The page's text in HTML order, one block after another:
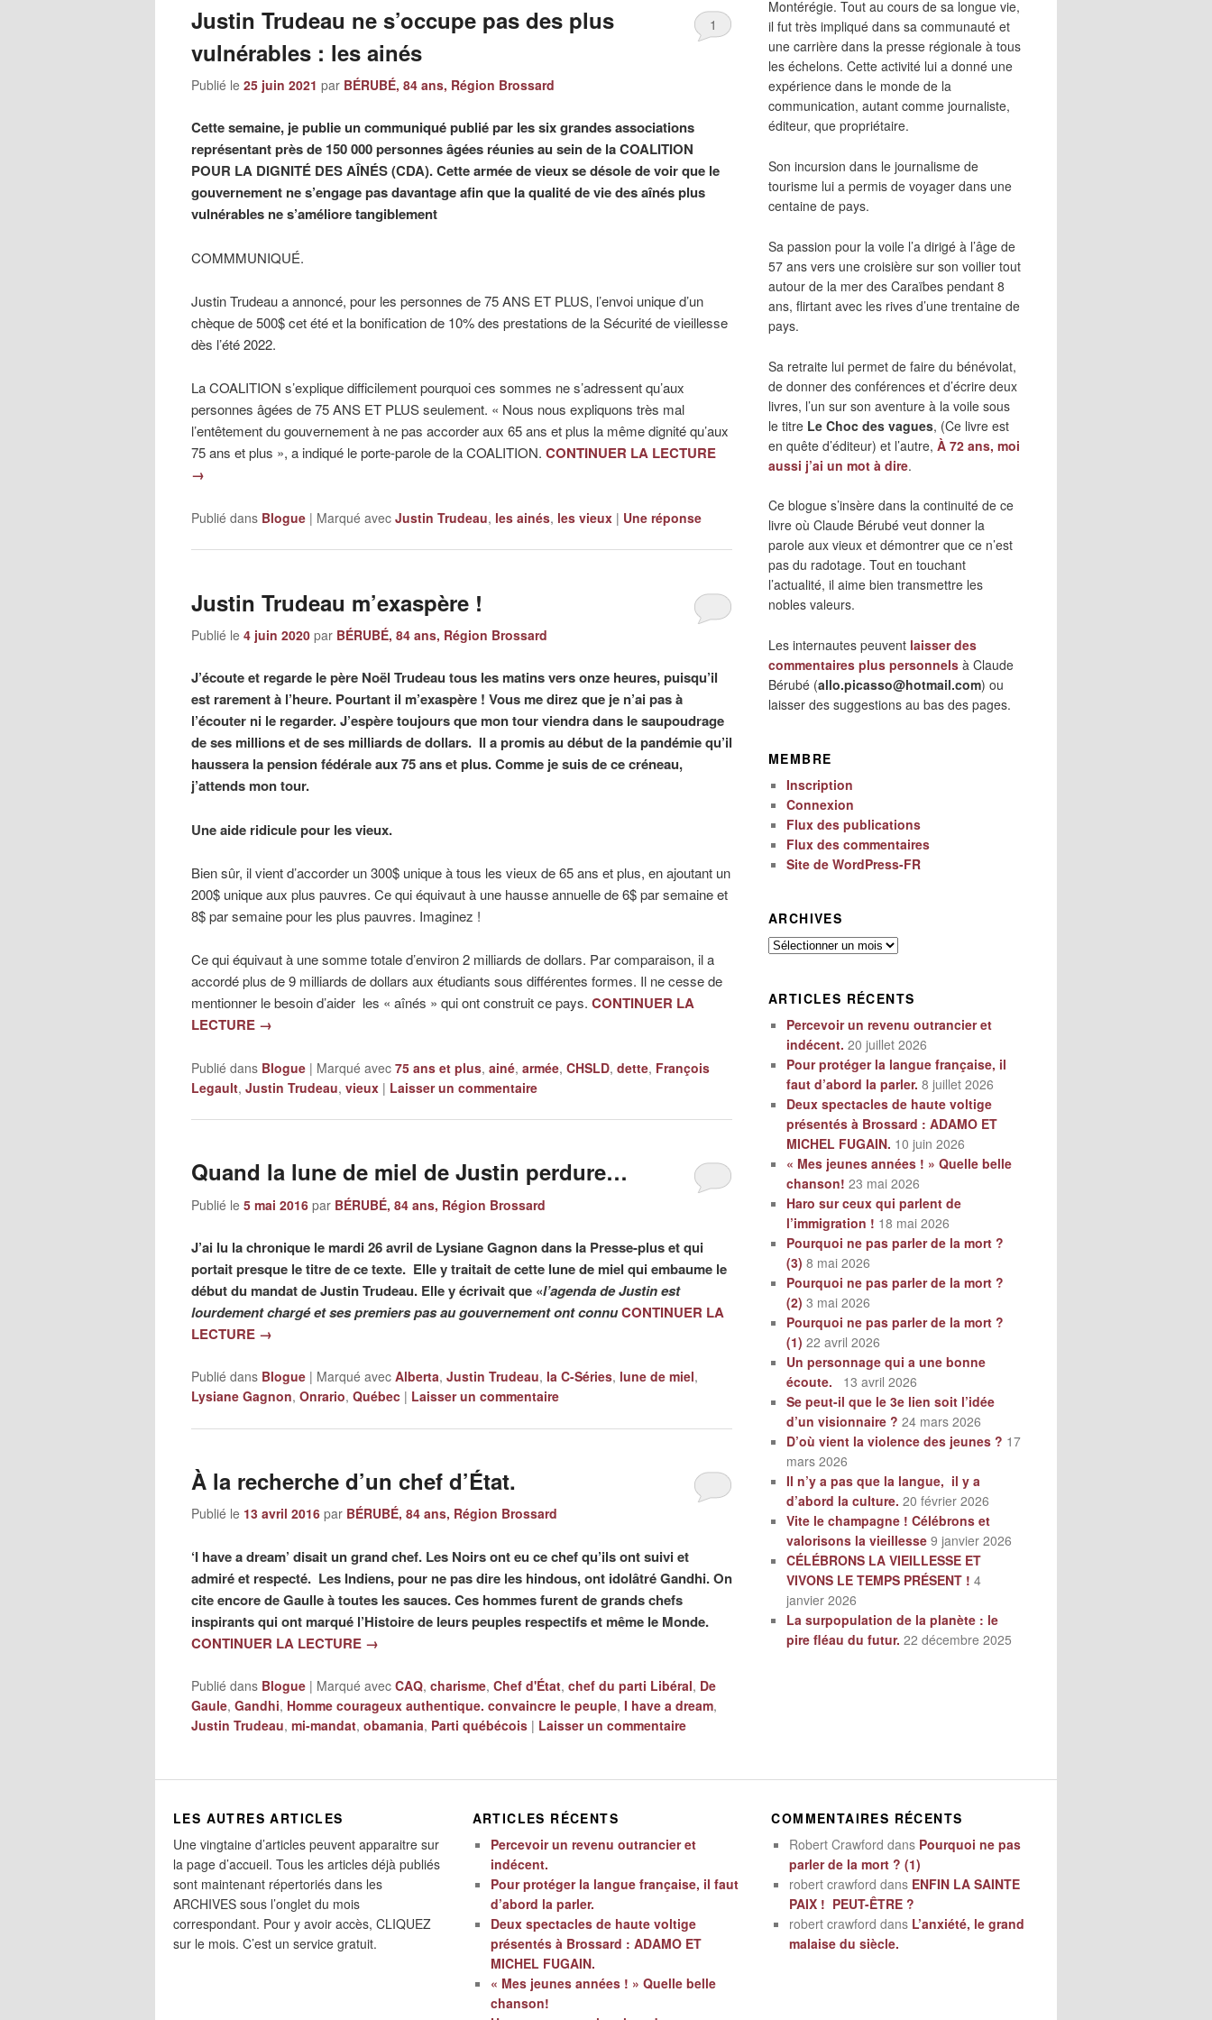
Justin Trudeau ne s’occupe pas des plus
vulnérables : les ainés
Publié le 25 juin 2021 par BÉRUBÉ, 84 ans, Région Brossard
1
Cette semaine, je publie un communiqué publié par les six grandes associations
représentant près de 150 000 personnes âgées réunies au sein de la COALITION
POUR LA DIGNITÉ DES AÎNÉS (CDA). Cette armée de vieux se désole de voir que le
gouvernement ne s’engage pas davantage afin que la qualité de vie des aînés plus
vulnérables ne s’améliore tangiblement
COMMMUNIQUÉ.
Justin Trudeau a annoncé, pour les personnes de 75 ANS ET PLUS, l’envoi unique d’un
chèque de 500$ cet été et la bonification de 10% des prestations de la Sécurité de vieillesse
dès l’été 2022.
La COALITION s’explique difficilement pourquoi ces sommes ne s’adressent qu’aux
personnes âgées de 75 ANS ET PLUS seulement. « Nous nous expliquons très mal
l’entêtement du gouvernement à ne pas accorder aux 65 ans et plus la même dignité qu’aux
75 ans et plus », a indiqué le porte-parole de la COALITION. CONTINUER LA LECTURE
→
Publié dans Blogue | Marqué avec Justin Trudeau, les ainés, les vieux | Une réponse
Justin Trudeau m’exaspère !
Publié le 4 juin 2020 par BÉRUBÉ, 84 ans, Région Brossard
J’écoute et regarde le père Noël Trudeau tous les matins vers onze heures, puisqu’il
est rarement à l’heure. Pourtant il m’exaspère ! Vous me direz que je n’ai pas à
l’écouter ni le regarder. J’espère toujours que mon tour viendra dans le saupoudrage
de ses millions et de ses milliards de dollars. Il a promis au début de la pandémie qu’il
haussera la pension fédérale aux 75 ans et plus. Comme je suis de ce créneau,
j’attends mon tour.
Une aide ridicule pour les vieux.
Bien sûr, il vient d’accorder un 300$ unique à tous les vieux de 65 ans et plus, en ajoutant un
200$ unique aux plus pauvres. Ce qui équivaut à une hausse annuelle de 6$ par semaine et
8$ par semaine pour les plus pauvres. Imaginez !
Ce qui équivaut à une somme totale d’environ 2 milliards de dollars. Par comparaison, il a
accordé plus de 9 milliards de dollars aux étudiants sous différentes formes. Il ne cesse de
mentionner le besoin d’aider les « aînés » qui ont construit ce pays. CONTINUER LA
LECTURE →
Publié dans Blogue | Marqué avec 75 ans et plus, ainé, armée, CHSLD, dette, François
Legault, Justin Trudeau, vieux | Laisser un commentaire
Quand la lune de miel de Justin perdure…
Publié le 5 mai 2016 par BÉRUBÉ, 84 ans, Région Brossard
J’ai lu la chronique le mardi 26 avril de Lysiane Gagnon dans la Presse-plus et qui
portait presque le titre de ce texte. Elle y traitait de cette lune de miel qui embaume le
début du mandat de Justin Trudeau. Elle y écrivait que «l’agenda de Justin est
lourdement chargé et ses premiers pas au gouvernement ont connuCONTINUER LA
LECTURE →
Publié dans Blogue | Marqué avec Alberta, Justin Trudeau, la C-Séries, lune de miel,
Lysiane Gagnon, Onrario, Québec | Laisser un commentaire
À la recherche d’un chef d’État.
Publié le 13 avril 2016 par BÉRUBÉ, 84 ans, Région Brossard
‘I have a dream’ disait un grand chef. Les Noirs ont eu ce chef qu’ils ont suivi et
admiré et respecté. Les Indiens, pour ne pas dire les hindous, ont idolâtré Gandhi. On
cite encore de Gaulle à toutes les sauces. Ces hommes furent de grands chefs
inspirants qui ont marqué l’Histoire de leurs peuples respectifs et même le Monde.
CONTINUER LA LECTURE →
Publié dans Blogue | Marqué avec CAQ, charisme, Chef d'État, chef du parti Libéral, De
Gaule, Gandhi, Homme courageux authentique. convaincre le peuple, I have a dream,
Justin Trudeau, mi-mandat, obamania, Parti québécois | Laisser un commentaire
Montérégie. Tout au cours de sa longue vie,
il fut très impliqué dans sa communauté et
une carrière dans la presse régionale à tous
les échelons. Cette activité lui a donné une
expérience dans le monde de la
communication, autant comme journaliste,
éditeur, que propriétaire.
Son incursion dans le journalisme de
tourisme lui a permis de voyager dans une
centaine de pays.
Sa passion pour la voile l’a dirigé à l’âge de
57 ans vers une croisière sur son voilier tout
autour de la mer des Caraïbes pendant 8
ans, flirtant avec les rives d’une trentaine de
pays.
Sa retraite lui permet de faire du bénévolat,
de donner des conférences et d’écrire deux
livres, l’un sur son aventure à la voile sous
le titre Le Choc des vagues, (Ce livre est
en quête d’éditeur) et l’autre, À 72 ans, moi
aussi j’ai un mot à dire.
Ce blogue s’insère dans la continuité de ce
livre où Claude Bérubé veut donner la
parole aux vieux et démontrer que ce n’est
pas du radotage. Tout en touchant
l’actualité, il aime bien transmettre les
nobles valeurs.
Les internautes peuvent laisser des
commentaires plus personnels à Claude
Bérubé (allo.picasso@hotmail.com) ou
laisser des suggestions au bas des pages.
MEMBRE
Inscription
Connexion
Flux des publications
Flux des commentaires
Site de WordPress-FR
ARCHIVES
Archives
ARTICLES RÉCENTS
Percevoir un revenu outrancier et
indécent. 20 juillet 2026
Pour protéger la langue française, il
faut d’abord la parler. 8 juillet 2026
Deux spectacles de haute voltige
présentés à Brossard : ADAMO ET
MICHEL FUGAIN. 10 juin 2026
« Mes jeunes années ! » Quelle belle
chanson! 23 mai 2026
Haro sur ceux qui parlent de
l’immigration ! 18 mai 2026
Pourquoi ne pas parler de la mort ?
(3) 8 mai 2026
Pourquoi ne pas parler de la mort ?
(2) 3 mai 2026
Pourquoi ne pas parler de la mort ?
(1) 22 avril 2026
Un personnage qui a une bonne
écoute.
13 avril 2026
Se peut-il que le 3e lien soit l’idée
d’un visionnaire ? 24 mars 2026
D’où vient la violence des jeunes ? 17
mars 2026
Il n’y a pas que la langue, il y a
d’abord la culture. 20 février 2026
Vite le champagne ! Célébrons et
valorisons la vieillesse 9 janvier 2026
CÉLÉBRONS LA VIEILLESSE ET
VIVONS LE TEMPS PRÉSENT ! 4
janvier 2026
La surpopulation de la planète : le
pire fléau du futur. 22 décembre 2025
LES AUTRES ARTICLES
Une vingtaine d’articles peuvent apparaitre sur
la page d’accueil. Tous les articles déjà publiés
sont maintenant répertoriés dans les
ARCHIVES sous l’onglet du mois
correspondant. Pour y avoir accès, CLIQUEZ
sur le mois. C’est un service gratuit.
ARTICLES RÉCENTS
Percevoir un revenu outrancier et
indécent.
Pour protéger la langue française, il faut
d’abord la parler.
Deux spectacles de haute voltige
présentés à Brossard : ADAMO ET
MICHEL FUGAIN.
« Mes jeunes années ! » Quelle belle
chanson!
COMMENTAIRES RÉCENTS
Robert Crawford dans Pourquoi ne pas
parler de la mort ? (1)
robert crawford dans ENFIN LA SAINTE
PAIX ! PEUT-ÊTRE ?
robert crawford dans L’anxiété, le grand
malaise du siècle.